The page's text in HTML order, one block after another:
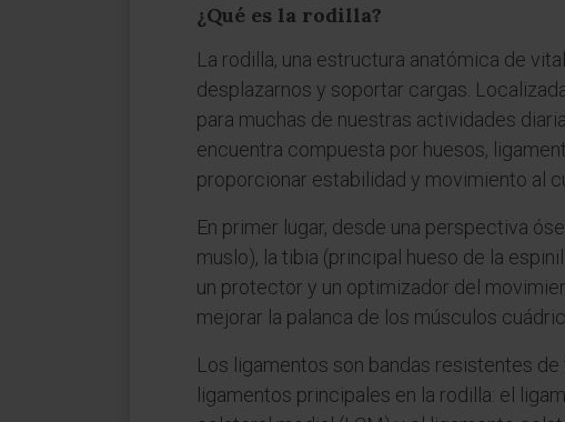
¿Qué es la rodilla?
La rodilla, una estructura anatómica de
desplazarnos y soportar cargas.
para muchas de nuestras actividades
encuentra compuesta por huesos,
proporcionar estabilidad y movimiento al
En primer lugar, desde una perspectiva
muslo), la tibia (principal hueso de la
un protector y un optimizador del
mejorar la palanca de los músculos
Los ligamentos son bandas resistentes
ligamentos principales en la rodilla: el